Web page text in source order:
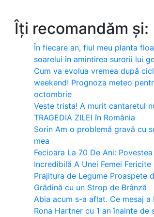
Îți recomandăm și:
În fiecare an, fiul meu planta
soarelui în amintirea surorii lui
Cum va evolua vremea după
weekend! Prognoza meteo
octombrie
Veste trista! A murit cantaretul
TRAGEDIA ZILEI în România
Sorin Am o problemă gravă cu
mea
Fecioara La 70 De Ani: Povestea
Incredibilă A Unei Femei Fericite
Prajitura de Legume Proaspete
Grădină cu un Strop de Brânză
Abia acum s-a aflat. Ce mesaj a
Rona Hartner cu 1 an înainte de